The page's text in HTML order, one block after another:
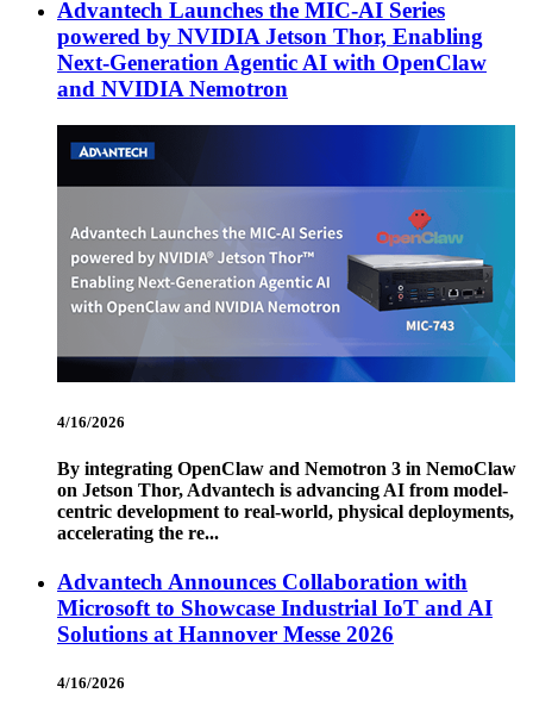
Advantech Launches the MIC-AI Series
powered by NVIDIA Jetson Thor, Enabling
Next-Generation Agentic AI with OpenClaw
and NVIDIA Nemotron
4/16/2026
By integrating OpenClaw and Nemotron 3 in NemoClaw
on Jetson Thor, Advantech is advancing AI from model-
centric development to real-world, physical deployments,
accelerating the re...
Advantech Announces Collaboration with
Microsoft to Showcase Industrial IoT and AI
Solutions at Hannover Messe 2026
4/16/2026